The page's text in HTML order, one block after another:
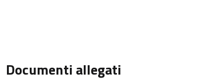
Documenti allegati